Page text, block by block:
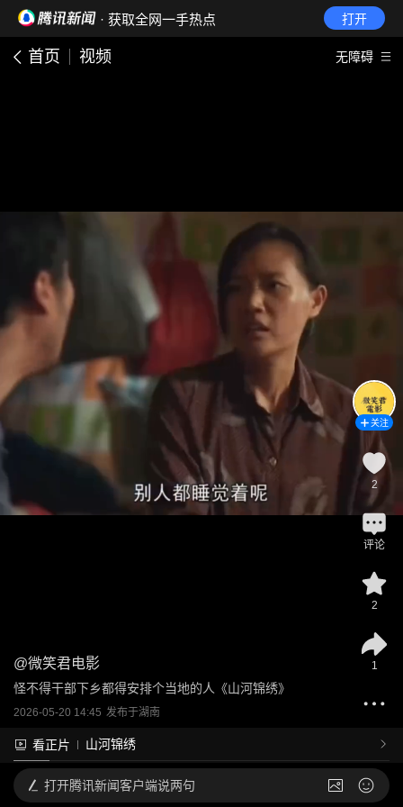
· 获取全网一手热点 打开
首页 视频 无障碍
@微笑君电影
怪不得干部下乡都得安排个当地的人《山河锦绣》
2026-05-20 14:45 发布于湖南
看正片 山河锦绣
关注
2
评论
2
1
打开腾讯新闻客户端说两句